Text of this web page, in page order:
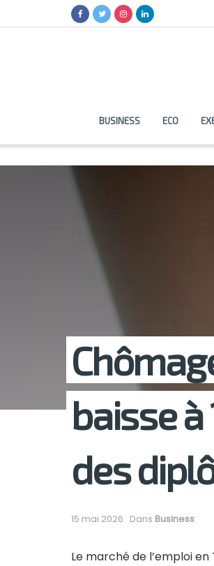
BUSINESS ECO
baisse
des
15 mai 2026 Dans Business
Le marché de l’emploi